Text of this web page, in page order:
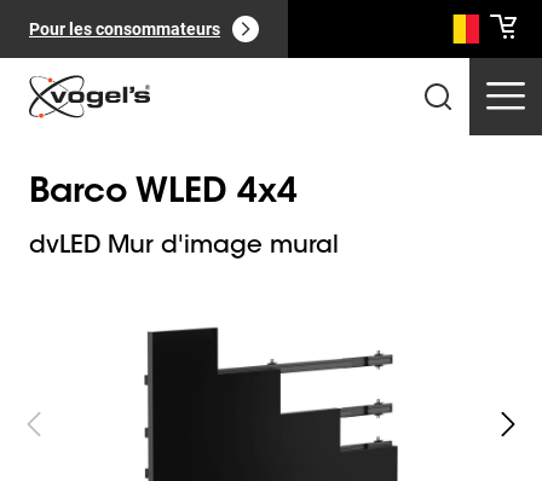
Pour les consommateurs
Barco WLED 4x4
dvLED Mur d'image mural